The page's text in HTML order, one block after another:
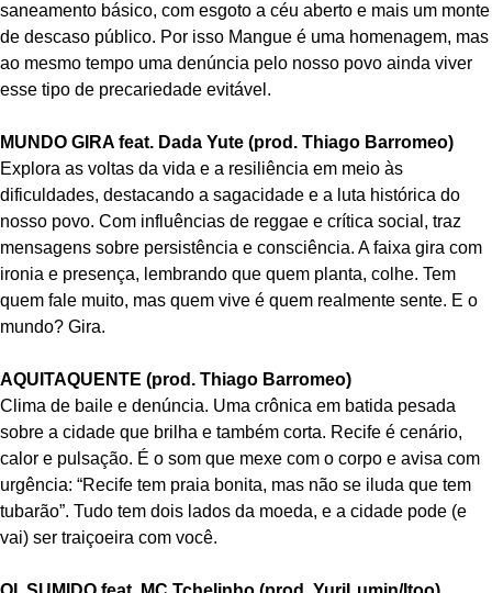
saneamento básico, com esgoto a céu aberto e mais um monte
de descaso público. Por isso Mangue é uma homenagem, mas
ao mesmo tempo uma denúncia pelo nosso povo ainda viver
esse tipo de precariedade evitável.
MUNDO GIRA feat. Dada Yute (prod. Thiago Barromeo)
Explora as voltas da vida e a resiliência em meio às
dificuldades, destacando a sagacidade e a luta histórica do
nosso povo. Com influências de reggae e crítica social, traz
mensagens sobre persistência e consciência. A faixa gira com
ironia e presença, lembrando que quem planta, colhe. Tem
quem fale muito, mas quem vive é quem realmente sente. E o
mundo? Gira.
AQUITAQUENTE (prod. Thiago Barromeo)
Clima de baile e denúncia. Uma crônica em batida pesada
sobre a cidade que brilha e também corta. Recife é cenário,
calor e pulsação. É o som que mexe com o corpo e avisa com
urgência: “Recife tem praia bonita, mas não se iluda que tem
tubarão”. Tudo tem dois lados da moeda, e a cidade pode (e
vai) ser traiçoeira com você.